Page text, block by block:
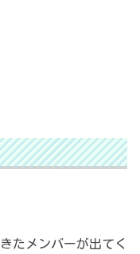
たメンバーが出てく